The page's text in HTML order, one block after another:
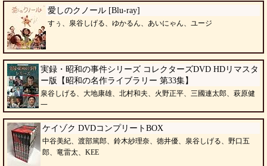
愛しのクノール [Blu-ray]
すぅ、泉谷しげる、ゆかるん、あいにゃん、ユージ
実録・昭和の事件シリーズ コレクターズDVD HDリマスタ
ー版【昭和の名作ライブラリー 第33集】
泉谷しげる、大地康雄、北村和夫、火野正平、三國連太郎、萩原健
一
ケイゾク DVDコンプリートBOX
中谷美紀、渡部篤郎、鈴木紗理奈、徳井優、泉谷しげる、野口五
郎、竜雷太、KEE